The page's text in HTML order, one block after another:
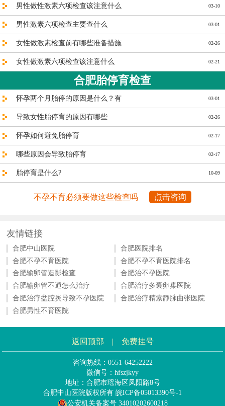
03-10
男性做性激素六项检查该注意什么
03-01
男性激素六项检查主要查什么
02-26
女性做激素检查前有哪些准备措施
02-21
女性做激素六项检查该注意什么
合肥胎停育检查
03-01
怀孕两个月胎停的原因是什么？有
02-26
导致女性胎停育的原因有哪些
02-17
怀孕如何避免胎停育
02-17
哪些原因会导致胎停育
10-09
胎停育是什么?
不孕不育必须要做这些检查吗 点击咨询
友情链接
合肥中山医院
合肥医院排名
合肥不孕不育医院
合肥不孕不育医院排名
合肥输卵管造影检查
合肥治不孕医院
合肥输卵管不通怎么治疗
合肥治疗多囊卵巢医院
合肥治疗盆腔炎导致不孕医院
合肥治疗精索静脉曲张医院
合肥男性不育医院
返回顶部 | 免费挂号
咨询热线：0551-64252222
微信号：hfszjkyy
地址：合肥市瑶海区凤阳路8号
合肥中山医院版权所有 皖ICP备05013390号-1
公安机关备案号 34010202600218